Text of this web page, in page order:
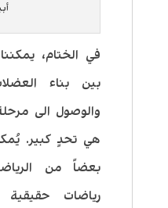
في الختام،
بين بناء
والوصول الى
هي تحدٍ كبير.
بعضاً من
رياضات